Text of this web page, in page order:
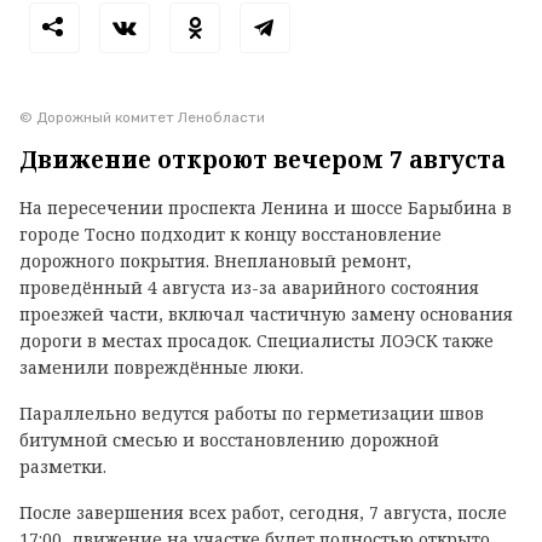
© Дорожный комитет Ленобласти
Движение откроют вечером 7 августа
На пересечении проспекта Ленина и шоссе Барыбина в
городе Тосно подходит к концу восстановление
дорожного покрытия. Внеплановый ремонт,
проведённый 4 августа из-за аварийного состояния
проезжей части, включал частичную замену основания
дороги в местах просадок. Специалисты ЛОЭСК также
заменили повреждённые люки.
Параллельно ведутся работы по герметизации швов
битумной смесью и восстановлению дорожной
разметки.
После завершения всех работ, сегодня, 7 августа, после